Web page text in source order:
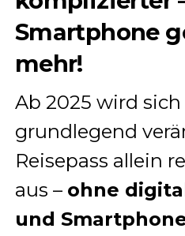
Smartphone
mehr!
Ab 2025 wird sich
grundlegend
Reisepass allein
aus – ohne
und